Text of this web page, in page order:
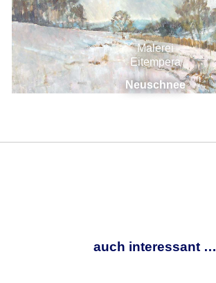
Neuschnee
Malerei
Eitempera
auch interessant …